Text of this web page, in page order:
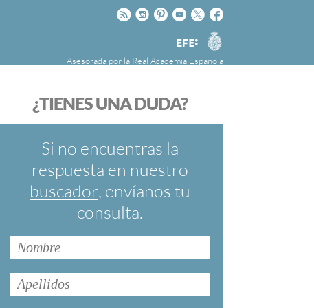
Facebook
Twitter
Youtube
Pinteres
Instagram
Rss
Agencia
EFE
Asesorada por la Real Academia Española
FundéuRAE es una fundación patrocinada por
cuyo objetivo es colaborar con el buen uso del
español en los medios de comunicación y en
Internet.
¿TIENES UNA DUDA?
Si no encuentras la
respuesta en nuestro
buscador, envíanos tu
consulta.